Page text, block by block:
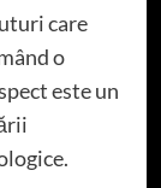
care
o
este un